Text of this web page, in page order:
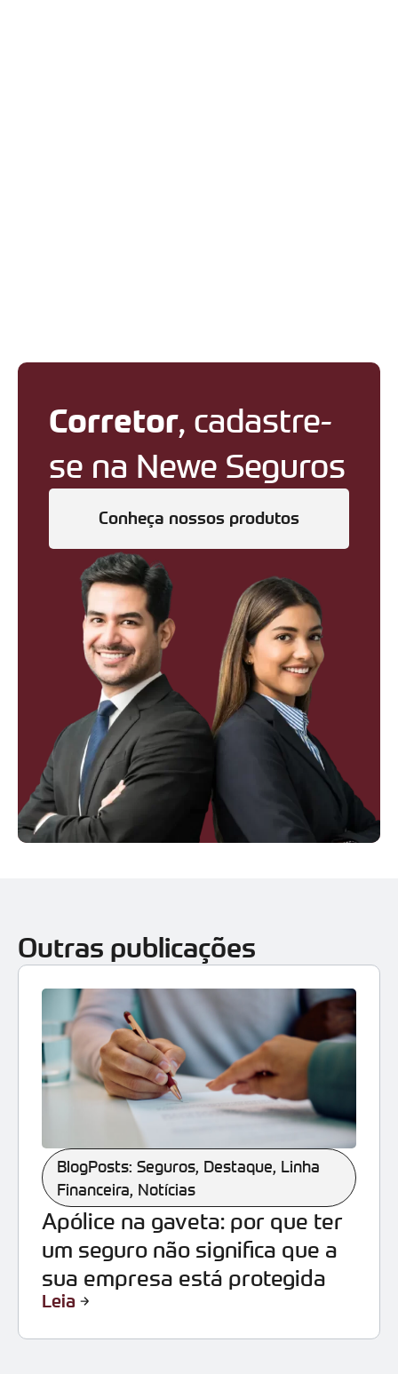
Corretor, cadastre-
se na Newe Seguros
Conheça nossos produtos
Outras publicações
BlogPosts: Seguros, Destaque, Linha
Financeira, Notícias
Apólice na gaveta: por que ter
um seguro não significa que a
sua empresa está protegida
Leia